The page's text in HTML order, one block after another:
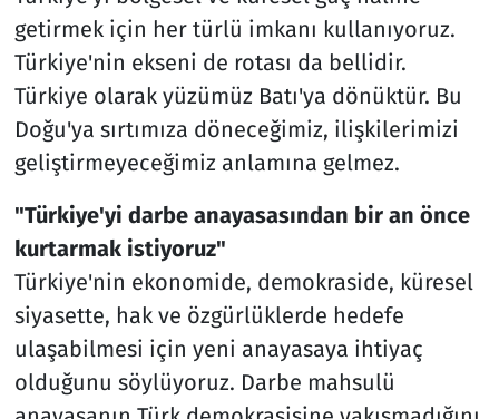
getirmek için her türlü imkanı kullanıyoruz.
Türkiye'nin ekseni de rotası da bellidir.
Türkiye olarak yüzümüz Batı'ya dönüktür. Bu
Doğu'ya sırtımıza döneceğimiz, ilişkilerimizi
geliştirmeyeceğimiz anlamına gelmez.
"Türkiye'yi darbe anayasasından bir an önce
kurtarmak istiyoruz"
Türkiye'nin ekonomide, demokraside, küresel
siyasette, hak ve özgürlüklerde hedefe
ulaşabilmesi için yeni anayasaya ihtiyaç
olduğunu söylüyoruz. Darbe mahsulü